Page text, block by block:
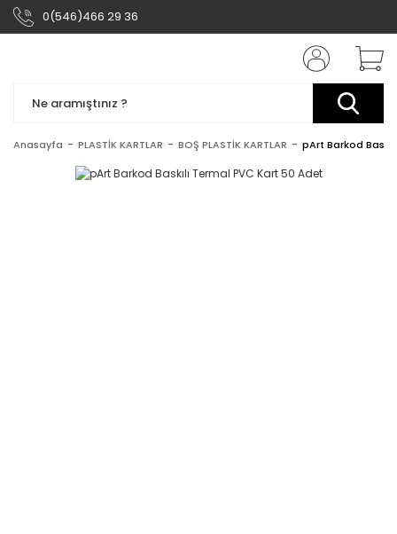
0(546)466 29 36
Anasayfa PLASTİK KARTLAR BOŞ PLASTİK KARTLAR pArt Barkod